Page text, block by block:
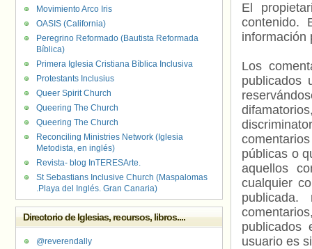
El
contenido.
información
Los
publicados
públicas o
aquellos
cualquier
usuario es
Movimiento Arco Iris
OASIS (California)
Peregrino Reformado (Bautista Reformada
Bíblica)
Primera Iglesia Cristiana Bíblica Inclusiva
Protestants Inclusius
Queer Spirit Church
Queering The Church
Queering The Church
Reconciling Ministries Network (Iglesia
Metodista, en inglés)
Revista- blog InTERESArte.
St Sebastians Inclusive Church (Maspalomas
.Playa del Inglés. Gran Canaria)
Directorio de Iglesias, recursos, libros....
@reverendally